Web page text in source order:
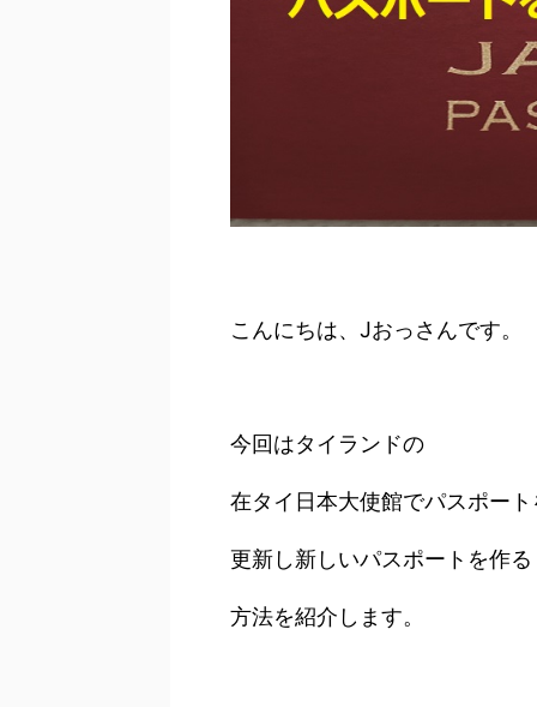
こんにちは、Jおっさんです。
今回はタイランドの
在タイ日本大使館でパスポート
更新し新しいパスポートを作る
方法を紹介します。